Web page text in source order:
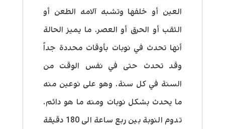
العين أو خلفها وتشبه آلامه الطعن أو
الثقب أو الحرق أو العصر. ما يميز الحالة
أنها تحدث في نوبات بأوقات محددة جداً
وقد تحدث حتى في نفس الوقت من
السنة في كل سنة. وهو على نوعين منه
ما يحدث بشكل نوبات ومنه ما هو دائم.
تدوم النوبة بين ربع ساعة الى 180 دقيقة